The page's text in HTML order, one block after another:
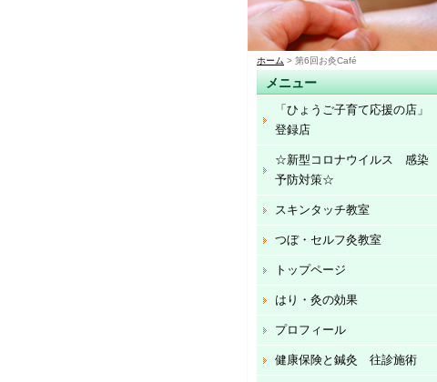
ホーム > 第6回お灸Café
メニュー
「ひょうご子育て応援の店」
登録店
☆新型コロナウイルス 感染
予防対策☆
スキンタッチ教室
つぼ・セルフ灸教室
トップページ
はり・灸の効果
プロフィール
健康保険と鍼灸 往診施術